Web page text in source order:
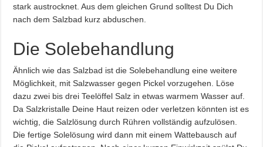
stark austrocknet. Aus dem gleichen Grund solltest Du Dich
nach dem Salzbad kurz abduschen.
Die Solebehandlung
Ähnlich wie das Salzbad ist die Solebehandlung eine weitere
Möglichkeit, mit Salzwasser gegen Pickel vorzugehen. Löse
dazu zwei bis drei Teelöffel Salz in etwas warmem Wasser auf.
Da Salzkristalle Deine Haut reizen oder verletzen könnten ist es
wichtig, die Salzlösung durch Rühren vollständig aufzulösen.
Die fertige Solelösung wird dann mit einem Wattebausch auf